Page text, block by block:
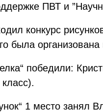
ПВТ и
конкурс
была организована
победили:
1 место занял